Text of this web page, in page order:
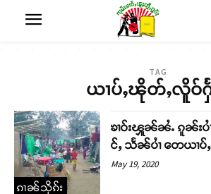
TAG
ယၢပ်ႇၽိုတ်ႇလိူဝ်ႁႅ
ၵၢၼ်သိုၵ်း
ၶၢဝ်းၾူၼ်ၼႆႉ ၵူၼ်းပ
င်ႇ သႅၼ်ပၢႆ တေယၢ
May 19, 2020